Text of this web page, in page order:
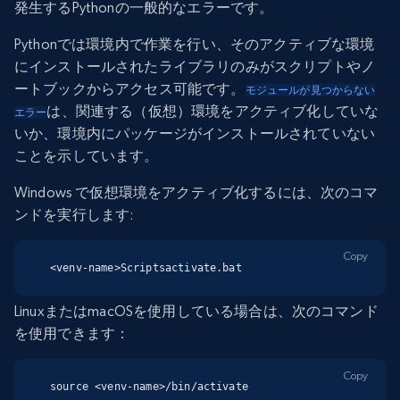
発生するPythonの一般的なエラーです。
Pythonでは環境内で作業を行い、そのアクティブな環境
にインストールされたライブラリのみがスクリプトやノ
ートブックからアクセス可能です。
モジュールが見つからない
エラーは、関連する（仮想）環境をアクティブ化していな
いか、環境内にパッケージがインストールされていない
ことを示しています。
Windows で仮想環境をアクティブ化するには、次のコマ
ンドを実行します:
<venv-name>Scriptsactivate.bat
Copy
LinuxまたはmacOSを使用している場合は、次のコマンド
を使用できます：
source <venv-name>/bin/activate
Copy